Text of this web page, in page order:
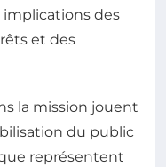
implications des
et des
la mission jouent
du public
représentent